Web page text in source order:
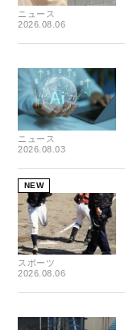
ニュース
2026.08.06
ニュース
2026.08.03
NEW
スポーツ
2026.08.06